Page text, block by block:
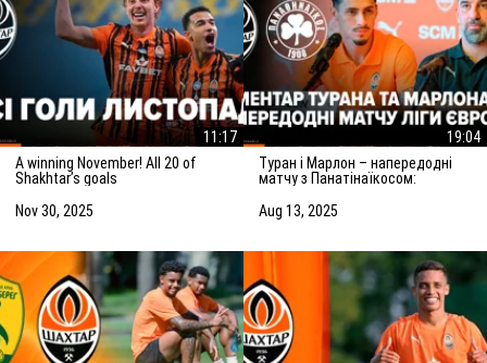
11:17
A winning November! All 20 of
Shakhtar’s goals
Nov 30, 2025
19:04
Туран і Марлон – напередодні
матчу з Панатінаїкосом:
досягнення мети
Aug 13, 2025